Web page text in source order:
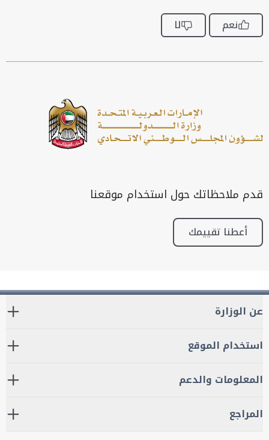
نعم لا
قدم ملاحظاتك حول استخدام موقعنا
أعطنا تقييمك
عن الوزارة
استخدام الموقع
المعلومات والدعم
المراجع